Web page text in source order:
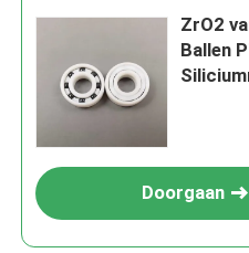
ZrO2
Ballen
Doorgaan